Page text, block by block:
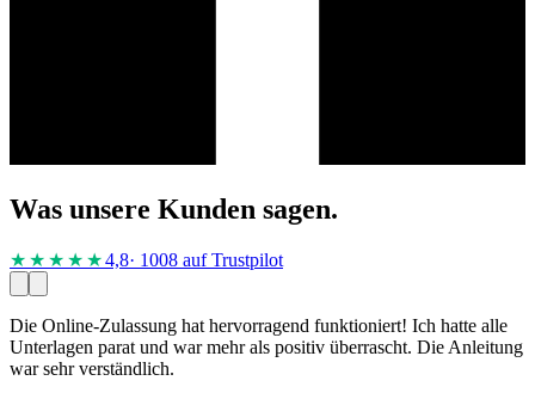
Was unsere Kunden sagen.
★★★★ ★4,8· 1008 auf Trustpilot
Die Online-Zulassung hat hervorragend funktioniert! Ich hatte alle
Unterlagen parat und war mehr als positiv überrascht. Die Anleitung
war sehr verständlich.